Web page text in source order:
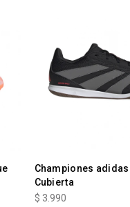
Championes
Cubierta
$ 3.990